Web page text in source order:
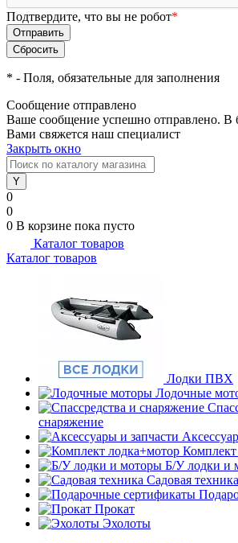
Подтвердите, что вы не робот*
* - Поля, обязательные для заполнения
Сообщение отправлено
Ваше сообщение успешно отправлено. В
Вами свяжется наш специалист
Закрыть окно
0
0
0 В корзине пока пусто
Каталог товаров
Каталог товаров
Лодки ПВХ
Лодочные
снаряжение
Б/У лодки и
Садовая техника
Прокат
Эхолоты